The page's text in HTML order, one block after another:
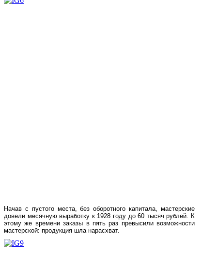
Начав с пустого места, без оборотного капитала, мастерские
довели месячную выработку к 1928 году до 60 тысяч рублей. К
этому же времени заказы в пять раз превысили возможности
мастерской: продукция шла нарасхват.